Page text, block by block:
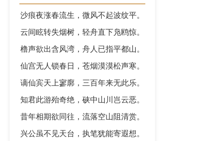
沙痕夜涨春流生，微风不起波纹平。
云间眩转失烟树，轻舟直下凫鸥惊。
橹声欲出含风湾，舟人已指平都山。
仙宫无人锁春日，苍烟漠漠松声寒。
谪仙宾天上寥廓，三百年来无此乐。
知君此游殆奇绝，硖中山川岂云恶。
昔年相期欲同往，流落空山阻清赏。
兴公虽不见天台，执笔犹能寄遐想。